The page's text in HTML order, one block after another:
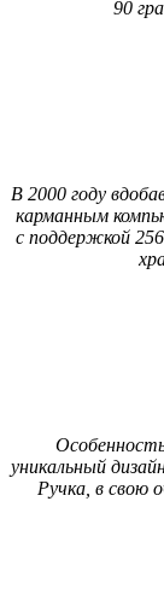
90
В 2000 году
карманным
с поддержкой
уникальный
Ручка, в свою